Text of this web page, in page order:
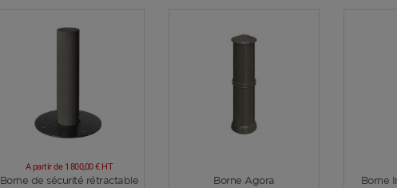
Voir plus
Borne de sécurité rétractable
A partir de 1 800,00 € HT
Voir plus
Borne Agora Borne